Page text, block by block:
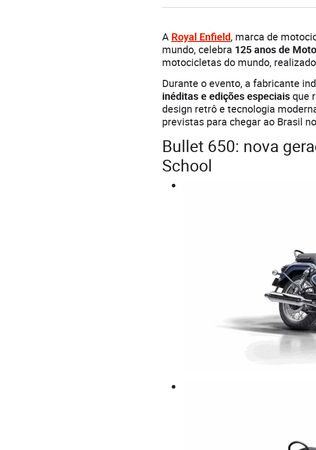
A Royal Enfield, marca de
mundo, celebra 125 anos de
motocicletas do mundo,
Durante o evento, a fabricante
inéditas e edições especiais que
design retrô e tecnologia
previstas para chegar ao Brasil
Bullet 650: nova
School